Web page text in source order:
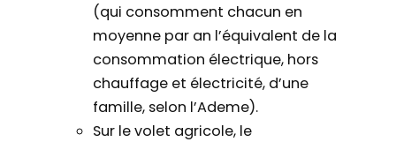
(qui consomment chacun en
moyenne par an l’équivalent de la
consommation électrique, hors
chauffage et électricité, d’une
famille, selon l’Ademe).
Sur le volet agricole, le